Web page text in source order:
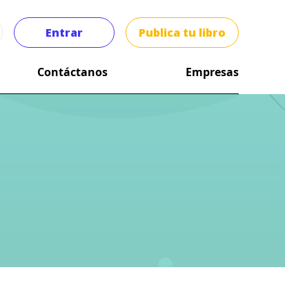
Entrar Publica tu libro
Contáctanos Empresas